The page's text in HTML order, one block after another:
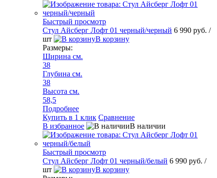
Быстрый просмотр
Стул Айсберг Лофт 01 черный/черный 6 990 руб. /
шт
В корзину
Размеры:
Ширина см.
38
Глубина см.
38
Высота см.
58,5
Подробнее
Купить в 1 клик Сравнение
В избранное
В наличии
Быстрый просмотр
Стул Айсберг Лофт 01 черный/белый 6 990 руб. /
шт
В корзину